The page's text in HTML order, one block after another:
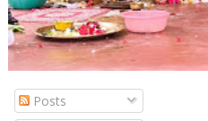
Posts